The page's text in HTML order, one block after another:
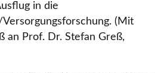
in die
(Mit
an Prof. Dr. Stefan Greß,